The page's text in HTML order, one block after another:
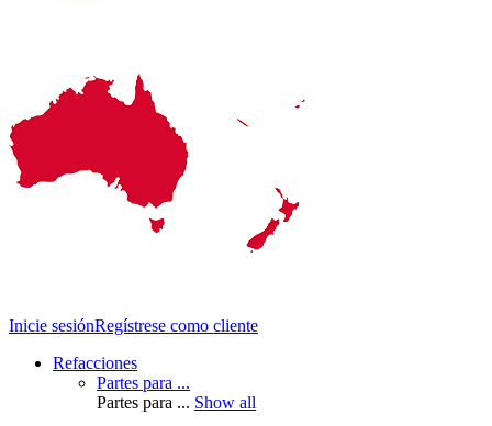
Inicie sesiónRegístrese como cliente
Main
navigation
Refacciones
Partes para ...
Partes para ... Show all